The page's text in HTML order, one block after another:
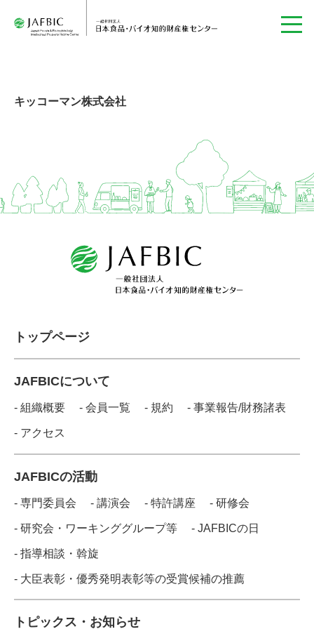
キッコーマン株式会社
トップページ
JAFBICについて
- 組織概要 - 会員一覧 - 規約 - 事業報告/財務諸表
- アクセス
JAFBICの活動
- 専門委員会 - 講演会 - 特許講座 - 研修会
- 研究会・ワーキンググループ等 - JAFBICの日
- 指導相談・斡旋
- 大臣表彰・優秀発明表彰等の受賞候補の推薦
トピックス・お知らせ